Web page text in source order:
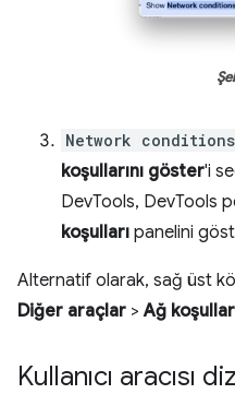
Network conditions
koşullarını göster'i
DevTools, DevTools
koşulları panelini
Alternatif olarak, sağ üst
Diğer araçlar >Ağ
Kullanıcı aracısı